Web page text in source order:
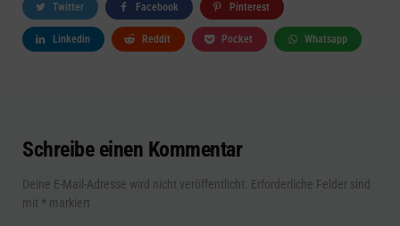
Twitter Facebook Pinterest
Linkedin Reddit Pocket Whatsapp
Schreibe einen Kommentar
Deine E-Mail-Adresse wird nicht veröffentlicht. Erforderliche Felder sind
mit * markiert